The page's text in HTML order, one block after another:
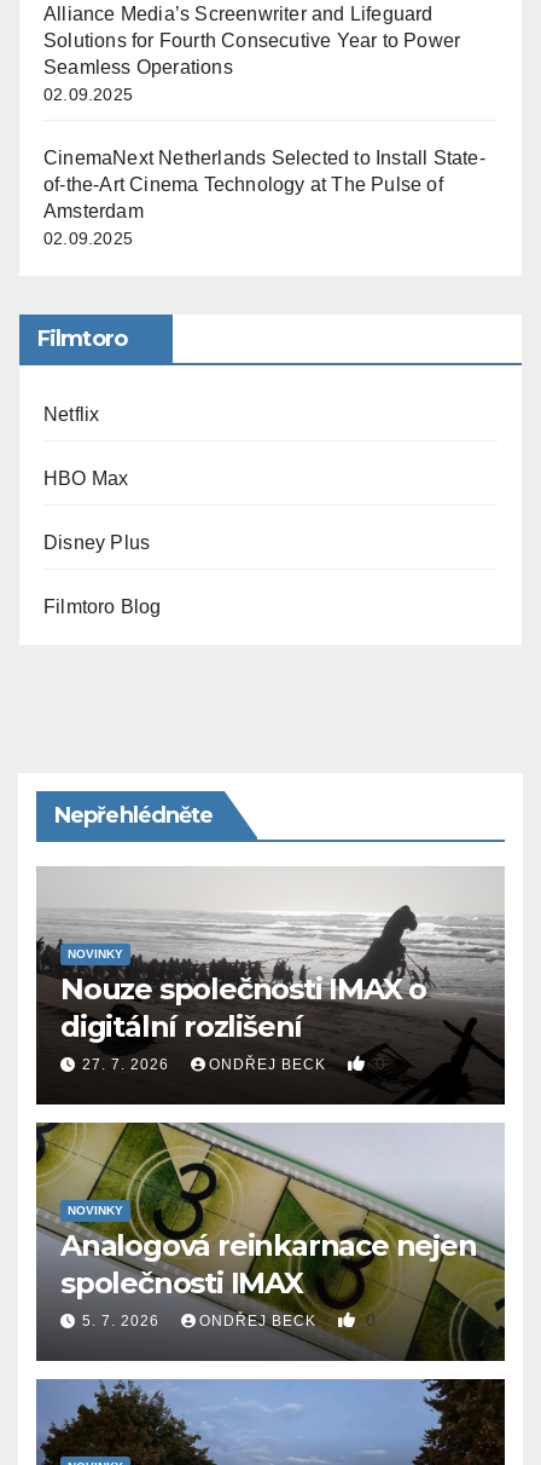
Alliance Media’s Screenwriter and Lifeguard
Solutions for Fourth Consecutive Year to Power
Seamless Operations
02.09.2025
CinemaNext Netherlands Selected to Install State-
of-the-Art Cinema Technology at The Pulse of
Amsterdam
02.09.2025
Filmtoro
Netflix
HBO Max
Disney Plus
Filmtoro Blog
Nepřehlédněte
NOVINKY
Nouze společnosti IMAX o
digitální rozlišení
27. 7. 2026 ONDŘEJ BECK 0
NOVINKY
Analogová reinkarnace nejen
společnosti IMAX
5. 7. 2026 ONDŘEJ BECK 0